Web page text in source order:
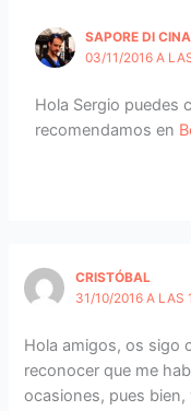
SAPORE DI CINA
03/11/2016 A
Hola Sergio puedes
recomendamos en
CRISTÓBAL
31/10/2016 A LAS
Hola amigos, os sigo
reconocer que me
ocasiones, pues